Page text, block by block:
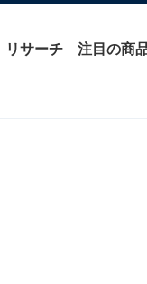
リサーチ 注目の商